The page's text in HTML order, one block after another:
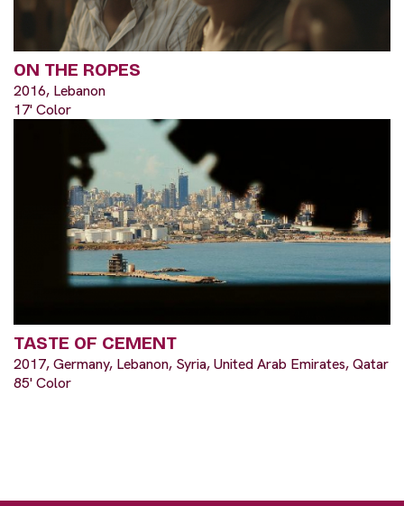
ON THE ROPES
2016, Lebanon
17' Color
TASTE OF CEMENT
2017, Germany, Lebanon, Syria, United Arab Emirates, Qatar
85' Color